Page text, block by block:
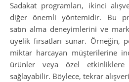
Sadakat programları, ikinci
diğer önemli yöntemidir. Bu
satın alma deneyimlerini ve
üyelik fırsatları sunar. Örneğin,
miktar harcayan müşterilerine
ürünler veya özel
sağlayabilir. Böylece, tekrar